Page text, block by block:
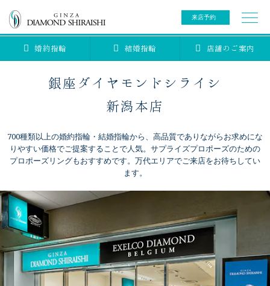
来店予約
婚約指輪 結婚指輪 店舗のご案内
0078-6000-5222
ブライダルリング
結婚指輪
セットリング
エタニティリング
ブライダルアイテム
ティアラ
アニバーサリージュエリー
ベビージュエリー
ラブレタージュエリー
セットリングコレクション
銀座ダイヤモンドシライシ
新潟本店
700種類以上の婚約指輪・結婚指輪から、高品質でありながらお求めにな
りやすい価格でご提案することで人気。サプライズプロポーズのための
プロポーズリングもおすすめです。万代エリアでご来店をお待ちしてい
ます。